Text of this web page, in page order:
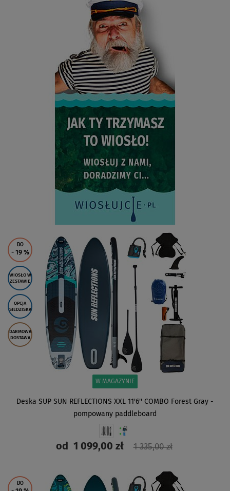
DO
- 19 %
WIOSŁO W
ZESTAWIE
OPCJA
SIEDZISKA
DARMOWA
DOSTAWA
W MAGAZYNIE
Deska SUP SUN REFLECTIONS XXL 11'6'' COMBO Forest Gray -
pompowany paddleboard
od1 099,00 zł 1 335,00 zł
DO